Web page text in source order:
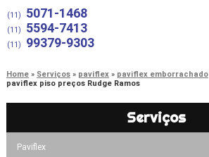
(11) 5071-1468
(11) 5594-7413
(11) 99379-9303
Home Serviços paviflex
paviflex emborrachado
paviflex piso preços Rudge Ramos
Serviços
Paviflex